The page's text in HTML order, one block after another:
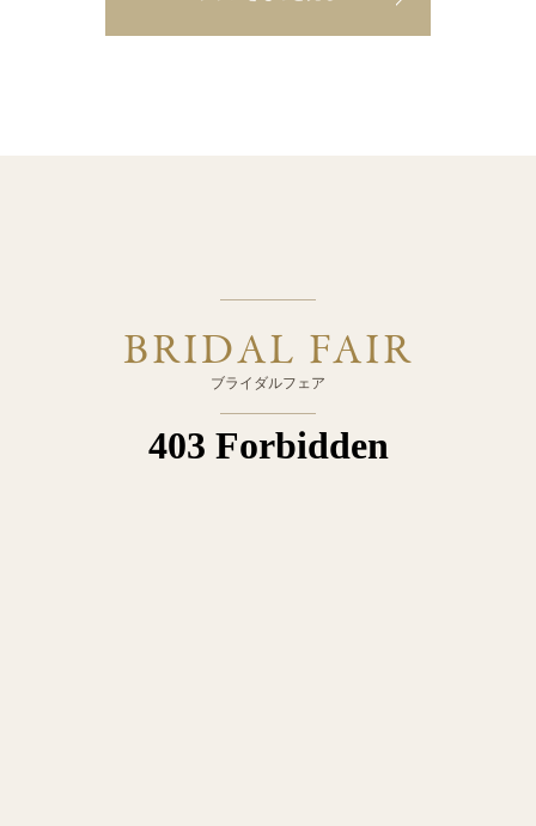
BRIDAL FAIR
ブライダルフェア